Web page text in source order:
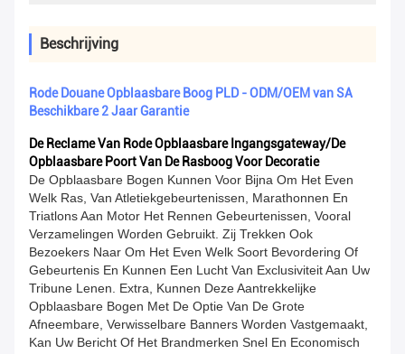
Beschrijving
Rode Douane Opblaasbare Boog PLD - ODM/OEM van SA
Beschikbare 2 Jaar Garantie
De Reclame Van Rode Opblaasbare Ingangsgateway/de
Opblaasbare Poort Van De Rasboog Voor Decoratie
De Opblaasbare Bogen Kunnen Voor Bijna Om Het Even
Welk Ras, Van Atletiekgebeurtenissen, Marathonnen En
Triatlons Aan Motor Het Rennen Gebeurtenissen, Vooral
Verzamelingen Worden Gebruikt. Zij Trekken Ook
Bezoekers Naar Om Het Even Welk Soort Bevordering Of
Gebeurtenis En Kunnen Een Lucht Van Exclusiviteit Aan Uw
Tribune Lenen. Extra, Kunnen Deze Aantrekkelijke
Opblaasbare Bogen Met De Optie Van De Grote
Afneembare, Verwisselbare Banners Worden Vastgemaakt,
Kan Uw Bericht Of Het Brandmerken Snel En Economisch